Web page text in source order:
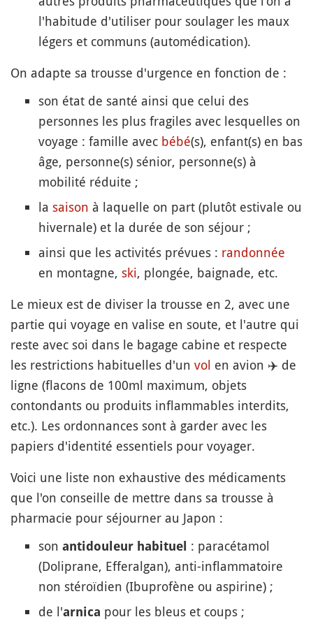
l'habitude d'utiliser pour soulager les maux
légers et communs (automédication).
On adapte sa trousse d'urgence en fonction de :
son état de santé ainsi que celui des
personnes les plus fragiles avec lesquelles on
voyage : famille avec bébé(s), enfant(s) en bas
âge, personne(s) sénior, personne(s) à
mobilité réduite ;
la saison à laquelle on part (plutôt estivale ou
hivernale) et la durée de son séjour ;
ainsi que les activités prévues : randonnée
en montagne, ski, plongée, baignade, etc.
Le mieux est de diviser la trousse en 2, avec une
partie qui voyage en valise en soute, et l'autre qui
reste avec soi dans le bagage cabine et respecte
les restrictions habituelles d'un vol en avion ✈️ de
ligne (flacons de 100ml maximum, objets
contondants ou produits inflammables interdits,
etc.). Les ordonnances sont à garder avec les
papiers d'identité essentiels pour voyager.
Voici une liste non exhaustive des médicaments
que l'on conseille de mettre dans sa trousse à
pharmacie pour séjourner au Japon :
son antidouleur habituel : paracétamol
(Doliprane, Efferalgan), anti-inflammatoire
non stéroïdien (Ibuprofène ou aspirine) ;
de l'arnica pour les bleus et coups ;